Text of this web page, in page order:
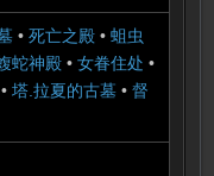
•死亡之殿 •蛆虫
蛇神殿 •女眷住处 •
•塔.拉夏的古墓 •督